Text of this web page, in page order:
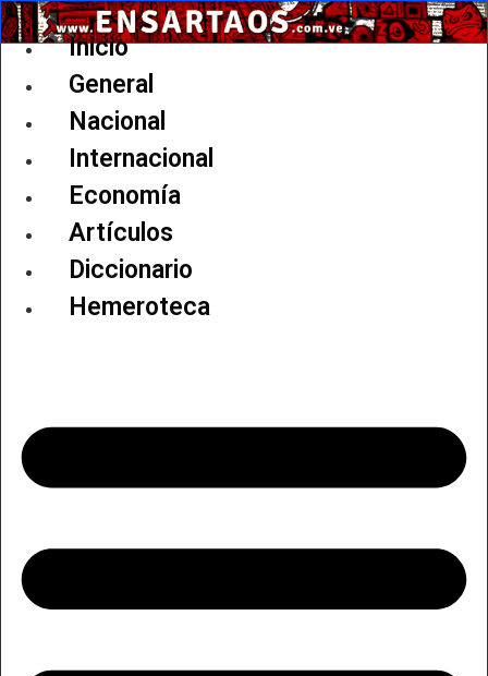
Ir
al
Inicio
General
Nacional
Internacional
Economía
Artículos
Diccionario
Hemeroteca